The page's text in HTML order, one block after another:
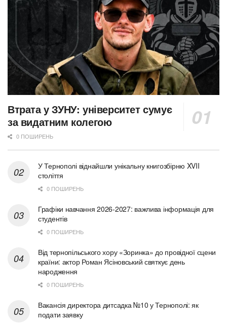
Втрата у ЗУНУ: університет сумує
за видатним колегою
0 ПОШИРЕНЬ
У Тернополі віднайшли унікальну книгозбірню XVII
століття
0 ПОШИРЕНЬ
Графіки навчання 2026-2027: важлива інформація для
студентів
0 ПОШИРЕНЬ
Від тернопільського хору «Зоринка» до провідної сцени
країни: актор Роман Ясіновський святкує день
народження
0 ПОШИРЕНЬ
Вакансія директора дитсадка №10 у Тернополі: як
подати заявку